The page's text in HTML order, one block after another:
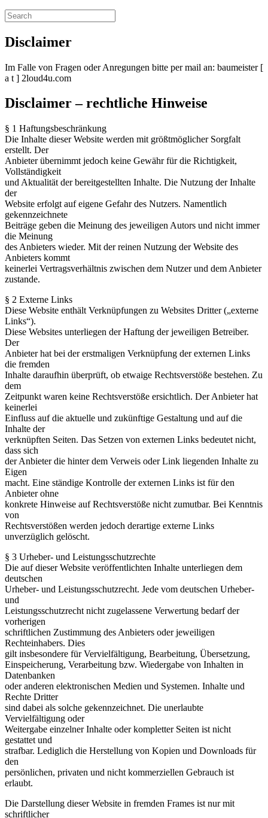
Disclaimer
Im Falle von Fragen oder Anregungen bitte per mail an: baumeister [
a t ] 2loud4u.com
Disclaimer – rechtliche Hinweise
§ 1 Haftungsbeschränkung
Die Inhalte dieser Website werden mit größtmöglicher Sorgfalt
erstellt. Der
Anbieter übernimmt jedoch keine Gewähr für die Richtigkeit,
Vollständigkeit
und Aktualität der bereitgestellten Inhalte. Die Nutzung der Inhalte
der
Website erfolgt auf eigene Gefahr des Nutzers. Namentlich
gekennzeichnete
Beiträge geben die Meinung des jeweiligen Autors und nicht immer
die Meinung
des Anbieters wieder. Mit der reinen Nutzung der Website des
Anbieters kommt
keinerlei Vertragsverhältnis zwischen dem Nutzer und dem Anbieter
zustande.
§ 2 Externe Links
Diese Website enthält Verknüpfungen zu Websites Dritter („externe
Links“).
Diese Websites unterliegen der Haftung der jeweiligen Betreiber.
Der
Anbieter hat bei der erstmaligen Verknüpfung der externen Links
die fremden
Inhalte daraufhin überprüft, ob etwaige Rechtsverstöße bestehen. Zu
dem
Zeitpunkt waren keine Rechtsverstöße ersichtlich. Der Anbieter hat
keinerlei
Einfluss auf die aktuelle und zukünftige Gestaltung und auf die
Inhalte der
verknüpften Seiten. Das Setzen von externen Links bedeutet nicht,
dass sich
der Anbieter die hinter dem Verweis oder Link liegenden Inhalte zu
Eigen
macht. Eine ständige Kontrolle der externen Links ist für den
Anbieter ohne
konkrete Hinweise auf Rechtsverstöße nicht zumutbar. Bei Kenntnis
von
Rechtsverstößen werden jedoch derartige externe Links
unverzüglich gelöscht.
§ 3 Urheber- und Leistungsschutzrechte
Die auf dieser Website veröffentlichten Inhalte unterliegen dem
deutschen
Urheber- und Leistungsschutzrecht. Jede vom deutschen Urheber-
und
Leistungsschutzrecht nicht zugelassene Verwertung bedarf der
vorherigen
schriftlichen Zustimmung des Anbieters oder jeweiligen
Rechteinhabers. Dies
gilt insbesondere für Vervielfältigung, Bearbeitung, Übersetzung,
Einspeicherung, Verarbeitung bzw. Wiedergabe von Inhalten in
Datenbanken
oder anderen elektronischen Medien und Systemen. Inhalte und
Rechte Dritter
sind dabei als solche gekennzeichnet. Die unerlaubte
Vervielfältigung oder
Weitergabe einzelner Inhalte oder kompletter Seiten ist nicht
gestattet und
strafbar. Lediglich die Herstellung von Kopien und Downloads für
den
persönlichen, privaten und nicht kommerziellen Gebrauch ist
erlaubt.
Die Darstellung dieser Website in fremden Frames ist nur mit
schriftlicher